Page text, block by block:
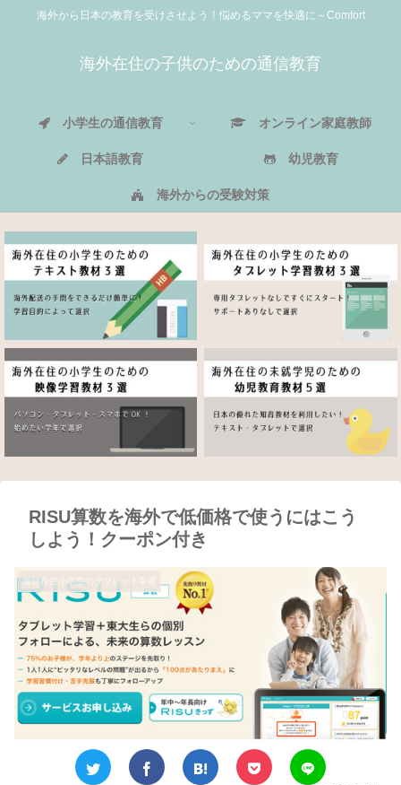
海外から日本の教育を受けさせよう！悩めるママを快適に～Comfort
海外在住の子供のための通信教育
小学生の通信教育 オンライン家庭教師
日本語教育 幼児教育
海外からの受験対策
RISU算数を海外で低価格で使うにはこう
しよう！クーポン付き
海外在住小学生のタブレット学習